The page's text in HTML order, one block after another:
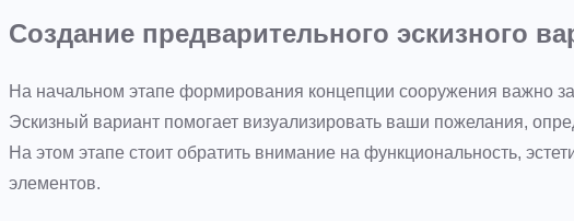
Создание предварительного эскизного
На начальном этапе формирования концепции сооружения важно
Эскизный вариант помогает визуализировать ваши пожелания,
На этом этапе стоит обратить внимание на функциональность,
элементов.